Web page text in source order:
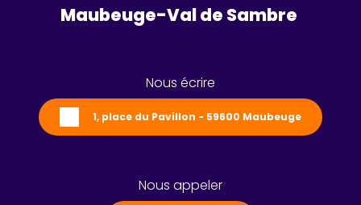
Maubeuge-Val de Sambre
Nous écrire
1, place du Pavillon - 59600 Maubeuge
Nous appeler